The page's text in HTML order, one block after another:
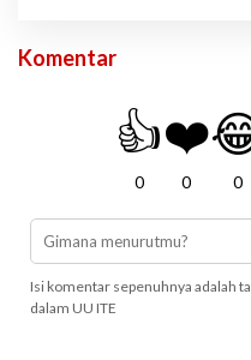
Komentar
👍
0
❤️
0 0
Isi komentar sepenuhnya adalah
dalam UU ITE